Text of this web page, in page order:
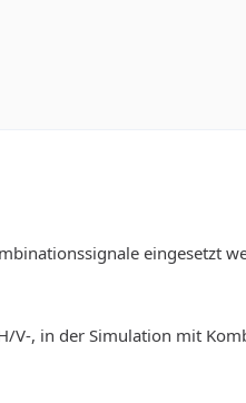
eingesetzt
V-, in der Simulation mit